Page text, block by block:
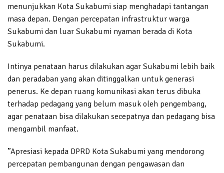
menunjukkan Kota Sukabumi siap menghadapi tantangan
masa depan. Dengan percepatan infrastruktur warga
Sukabumi dan luar Sukabumi nyaman berada di Kota
Sukabumi.
Intinya penataan harus dilakukan agar Sukabumi lebih baik
dan peradaban yang akan ditinggalkan untuk generasi
penerus. Ke depan ruang komunikasi akan terus dibuka
terhadap pedagang yang belum masuk oleh pengembang,
agar penataan bisa dilakukan secepatnya dan pedagang bisa
mengambil manfaat.
”Apresiasi kepada DPRD Kota Sukabumi yang mendorong
percepatan pembangunan dengan pengawasan dan